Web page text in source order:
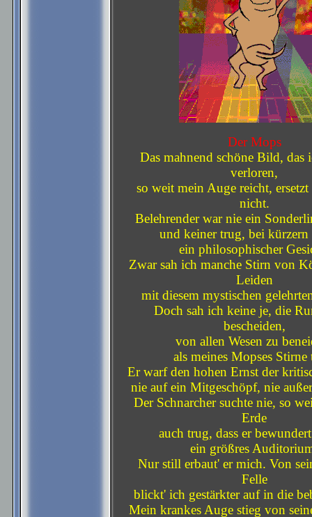
Der Mops
Das mahnend schöne Bild, das
verloren,
so weit mein Auge reicht, ersetzt
nicht.
Belehrender war nie ein
und keiner trug, bei kürzern
ein philosophischer
Zwar sah ich manche Stirn von
Leiden
mit diesem mystischen
Doch sah ich keine je, die
bescheiden,
von allen Wesen zu
als meines Mopses Stirne
Er warf den hohen Ernst der
nie auf ein Mitgeschöpf, nie
Der Schnarcher suchte nie, so
Erde
auch trug, dass er
ein größres
Nur still erbaut' er mich. Von
Felle
blickt' ich gestärkter auf in die
Mein krankes Auge stieg von